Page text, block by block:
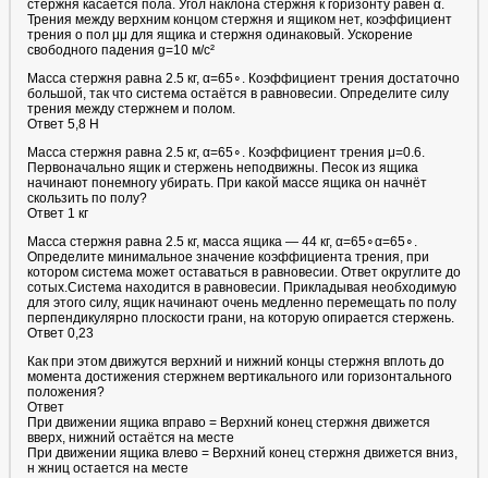
стержня касается пола. Угол наклона стержня к горизонту равен α.
Трения между верхним концом стержня и ящиком нет, коэффициент
трения о пол μμ для ящика и стержня одинаковый. Ускорение
свободного падения g=10 м/с²
Масса стержня равна 2.5 кг, α=65∘. Коэффициент трения достаточно
большой, так что система остаётся в равновесии. Определите силу
трения между стержнем и полом.
Ответ 5,8 Н
Масса стержня равна 2.5 кг, α=65∘. Коэффициент трения μ=0.6.
Первоначально ящик и стержень неподвижны. Песок из ящика
начинают понемногу убирать. При какой массе ящика он начнёт
скользить по полу?
Ответ 1 кг
Масса стержня равна 2.5 кг, масса ящика — 44 кг, α=65∘α=65∘.
Определите минимальное значение коэффициента трения, при
котором система может оставаться в равновесии. Ответ округлите до
сотых.Система находится в равновесии. Прикладывая необходимую
для этого силу, ящик начинают очень медленно перемещать по полу
перпендикулярно плоскости грани, на которую опирается стержень.
Ответ 0,23
Как при этом движутся верхний и нижний концы стержня вплоть до
момента достижения стержнем вертикального или горизонтального
положения?
Ответ
При движении ящика вправо = Верхний конец стержня движется
вверх, нижний остаётся на месте
При движении ящика влево = Верхний конец стержня движется вниз,
н жниц остается на месте